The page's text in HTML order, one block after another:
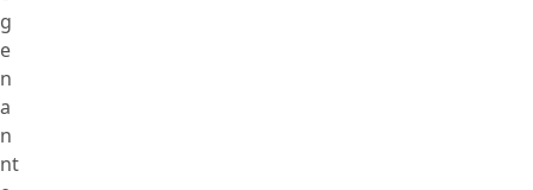
g
e
n
a
n
nt